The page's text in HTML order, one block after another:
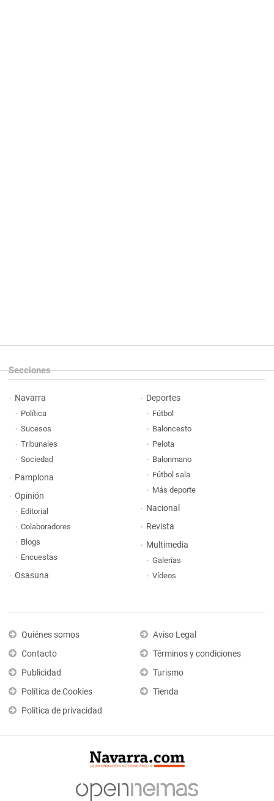
Secciones
Navarra
Política
Sucesos
Tribunales
Sociedad
Pamplona
Opinión
Editorial
Colaboradores
Blogs
Encuestas
Osasuna
Deportes
Fútbol
Baloncesto
Pelota
Balonmano
Fútbol sala
Más deporte
Nacional
Revista
Multimedia
Galerías
Vídeos
Quiénes somos
Contacto
Publicidad
Política de Cookies
Política de privacidad
Aviso Legal
Términos y condiciones
Turismo
Tienda